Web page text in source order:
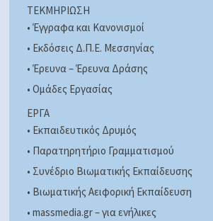
ΤΕΚΜΗΡΙΩΣΗ
• Έγγραφα και Κανονισμοί
• Εκδόσεις Δ.Π.Ε. Μεσσηνίας
• Έρευνα – Έρευνα Δράσης
• Ομάδες Εργασίας
ΕΡΓΑ
• Εκπαιδευτικός Δρυμός
• Παρατηρητήριο Γραμματισμού
• Συνέδριο Βιωματικής Εκπαίδευσης
• Βιωματικής Αειφορική Εκπαίδευση
• massmedia.gr – για ενήλικες